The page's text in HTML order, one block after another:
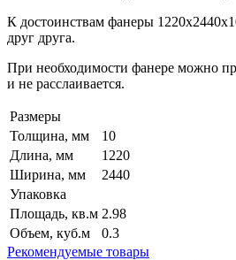
К достоинствам фанеры
друг друга.
При необходимости фанере можно
и не расслаивается.
Размеры
Толщина, мм
10
Длина, мм
1220
Ширина, мм
2440
Упаковка
Площадь, кв.м 2.98
Объем, куб.м
0.3
Рекомендуемые товары